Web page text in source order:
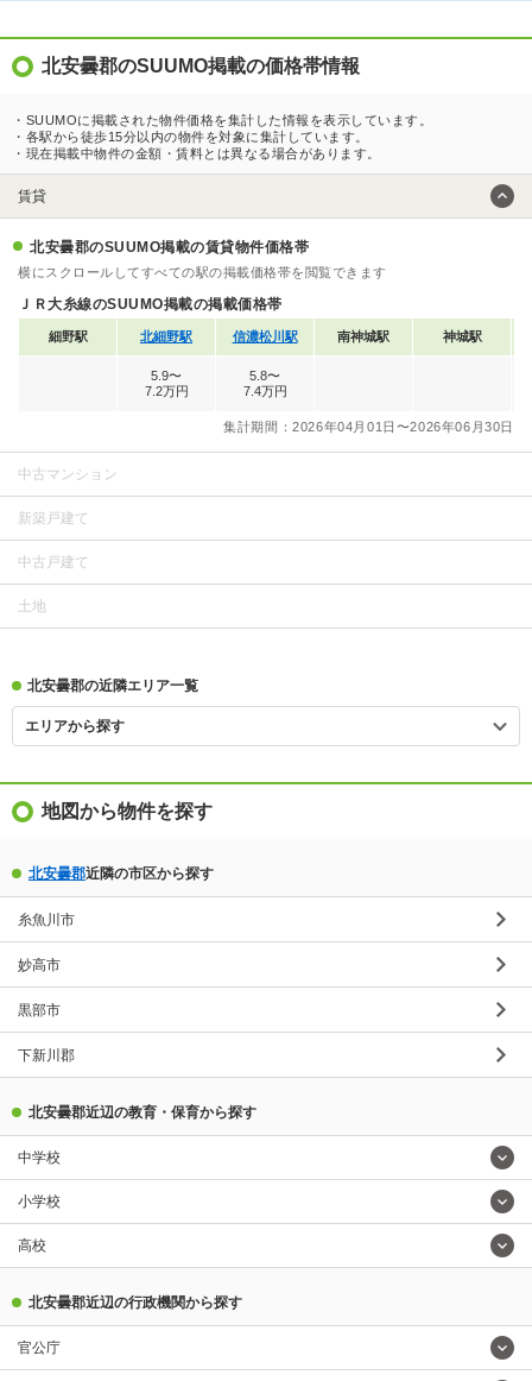
北安曇郡のSUUMO掲載の価格帯情報
・SUUMOに掲載された物件価格を集計した情報を表示しています。
・各駅から徒歩15分以内の物件を対象に集計しています。
・現在掲載中物件の金額・賃料とは異なる場合があります。
賃貸
北安曇郡のSUUMO掲載の賃貸物件価格帯
横にスクロールしてすべての駅の掲載価格帯を閲覧できます
ＪＲ大糸線のSUUMO掲載の掲載価格帯
細野駅 北細野駅 信濃松川駅 南神城駅 神城駅
5.9〜
7.2万円
5.8〜
7.4万円
集計期間：2026年04月01日〜2026年06月30日
中古マンション
新築戸建て
中古戸建て
土地
北安曇郡の近隣エリア一覧
エリアから探す
地図から物件を探す
北安曇郡近隣の市区から探す
糸魚川市
妙高市
黒部市
下新川郡
北安曇郡近辺の教育・保育から探す
中学校
小学校
高校
北安曇郡近辺の行政機関から探す
官公庁